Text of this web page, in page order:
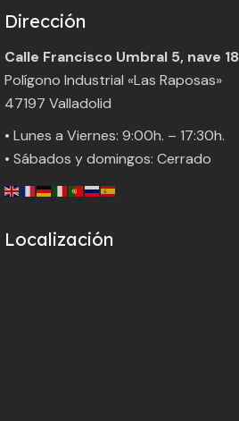
Dirección
Calle Francisco Umbral 5, nave 18
Polígono Industrial «Las Raposas»
47197 Valladolid
• Lunes a Viernes: 9:00h. – 17:30h.
• Sábados y domingos: Cerrado
Localización